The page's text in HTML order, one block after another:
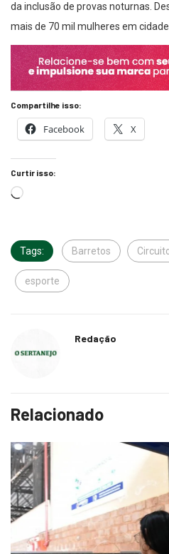
da inclusão de provas noturnas.
mais de 70 mil mulheres em
Compartilhe isso:
Facebook X
Curtir isso:
Tags: Barretos
esporte
Redação
Relacionado